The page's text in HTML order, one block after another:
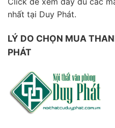
nhất tại Duy Phát.
LÝ DO CHỌN MUA
PHÁT